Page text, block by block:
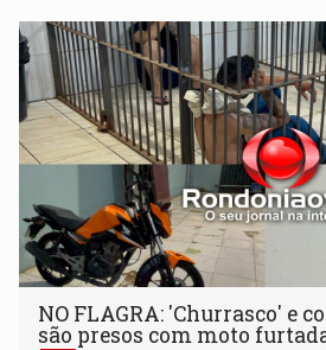
NO FLAGRA: 'Churrasco' e
são presos com moto